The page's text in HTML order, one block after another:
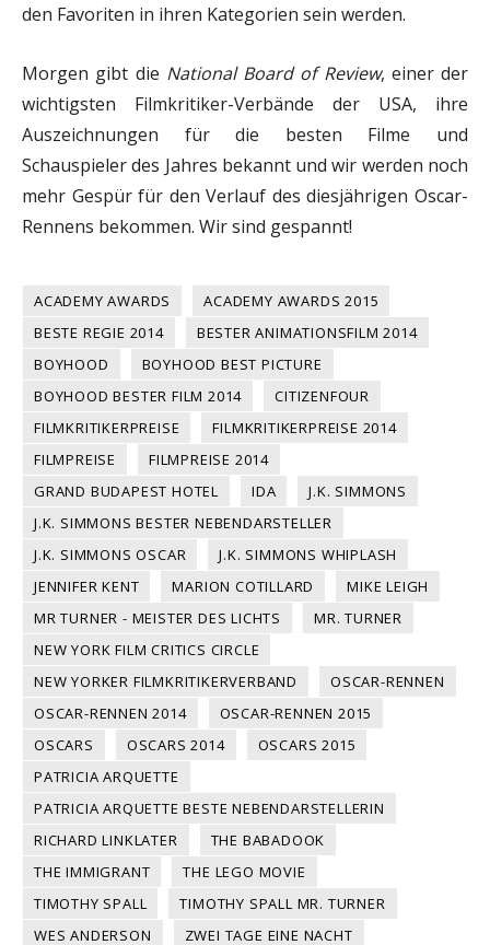
den Favoriten in ihren Kategorien sein werden.
Morgen gibt die National Board of Review, einer der
wichtigsten Filmkritiker-Verbände der USA, ihre
Auszeichnungen für die besten Filme und
Schauspieler des Jahres bekannt und wir werden noch
mehr Gespür für den Verlauf des diesjährigen Oscar-
Rennens bekommen. Wir sind gespannt!
ACADEMY AWARDS
ACADEMY AWARDS 2015
BESTE REGIE 2014
BESTER ANIMATIONSFILM 2014
BOYHOOD
BOYHOOD BEST PICTURE
BOYHOOD BESTER FILM 2014
CITIZENFOUR
FILMKRITIKERPREISE
FILMKRITIKERPREISE 2014
FILMPREISE
FILMPREISE 2014
GRAND BUDAPEST HOTEL
IDA
J.K. SIMMONS
J.K. SIMMONS BESTER NEBENDARSTELLER
J.K. SIMMONS OSCAR
J.K. SIMMONS WHIPLASH
JENNIFER KENT
MARION COTILLARD
MIKE LEIGH
MR TURNER - MEISTER DES LICHTS
MR. TURNER
NEW YORK FILM CRITICS CIRCLE
NEW YORKER FILMKRITIKERVERBAND
OSCAR-RENNEN
OSCAR-RENNEN 2014
OSCAR-RENNEN 2015
OSCARS
OSCARS 2014
OSCARS 2015
PATRICIA ARQUETTE
PATRICIA ARQUETTE BESTE NEBENDARSTELLERIN
RICHARD LINKLATER
THE BABADOOK
THE IMMIGRANT
THE LEGO MOVIE
TIMOTHY SPALL
TIMOTHY SPALL MR. TURNER
WES ANDERSON
ZWEI TAGE EINE NACHT